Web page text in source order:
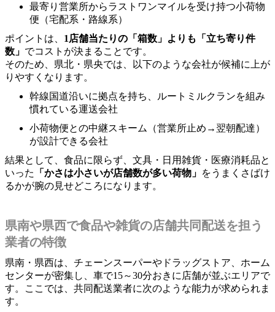
最寄り営業所からラストワンマイルを受け持つ小荷物
便（宅配系・路線系）
ポイントは、 1店舗当たりの「箱数」よりも「立ち寄り件
数」 でコストが決まることです。
そのため、県北・県央では、以下のような会社が候補に上が
りやすくなります。
幹線国道沿いに拠点を持ち、ルートミルクランを組み
慣れている運送会社
小荷物便との中継スキーム（営業所止め→翌朝配達）
が設計できる会社
結果として、食品に限らず、文具・日用雑貨・医療消耗品と
いった
「かさは小さいが店舗数が多い荷物」 をうまくさばけ
るかが腕の見せどころになります。
県南や県西で食品や雑貨の店舗共同配送を担う
業者の特徴
県南・県西は、チェーンスーパーやドラッグストア、ホーム
センターが密集し、車で15～30分おきに店舗が並ぶエリアで
す。ここでは、共同配送業者に次のような能力が求められま
す。